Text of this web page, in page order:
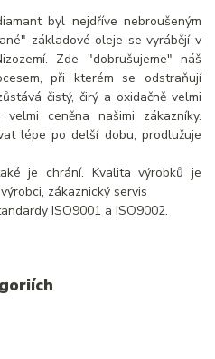
byl nejdříve nebroušeným
základové oleje se vyrábějí v
Zde "dobrušujeme" náš
při kterém se odstraňují
čistý, čirý a oxidačně velmi
ceněna našimi zákazníky.
lépe po delší dobu, prodlužuje
je chrání. Kvalita výrobků je
zákaznický servis
ISO9001 a ISO9002.